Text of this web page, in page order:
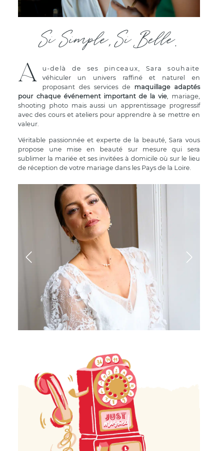
Si Simple, Si Belle.
A
u-delà de ses pinceaux, Sara souhaite
véhiculer un univers raffiné et naturel en
proposant des services de maquillage adaptés
pour chaque événement important de la vie , mariage,
shooting photo mais aussi un apprentissage progressif
avec des cours et ateliers pour apprendre à se mettre en
valeur.
Véritable passionnée et experte de la beauté, Sara vous
propose une mise en beauté sur mesure qui sera
sublimer la mariée et ses invitées à domicile où sur le lieu
de réception de votre mariage dans les Pays de la Loire.